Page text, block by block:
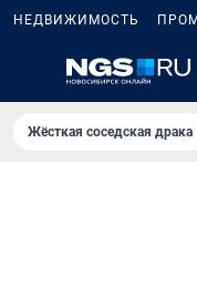
НЕДВИЖИМОСТЬ
Жёсткая соседская драка